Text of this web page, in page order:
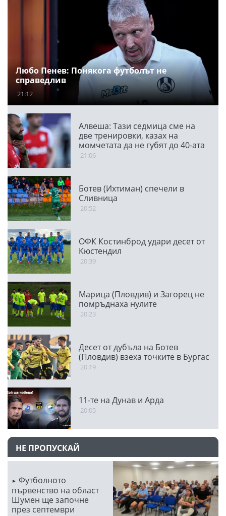
Любо Пенев: Понякога футболът не
справедлив
21:12
Алвеша: Тази седмица сме на
две тренировки, казах на
момчетата да не губят до 40-ата
минута
21:06
Ботев (Ихтиман) спечели в
Сливница
20:52
ОФК Костинброд удари десет от
Кюстендил
20:39
Марица (Пловдив) и Загорец не
помръднаха нулите
20:23
Десет от дубъла на Ботев
(Пловдив) взеха точките в Бургас
20:19
11-те на Дунав и Арда
20:05
НЕ ПРОПУСКАЙ
Футболното
първенство на област
Шумен ще започне
през септември